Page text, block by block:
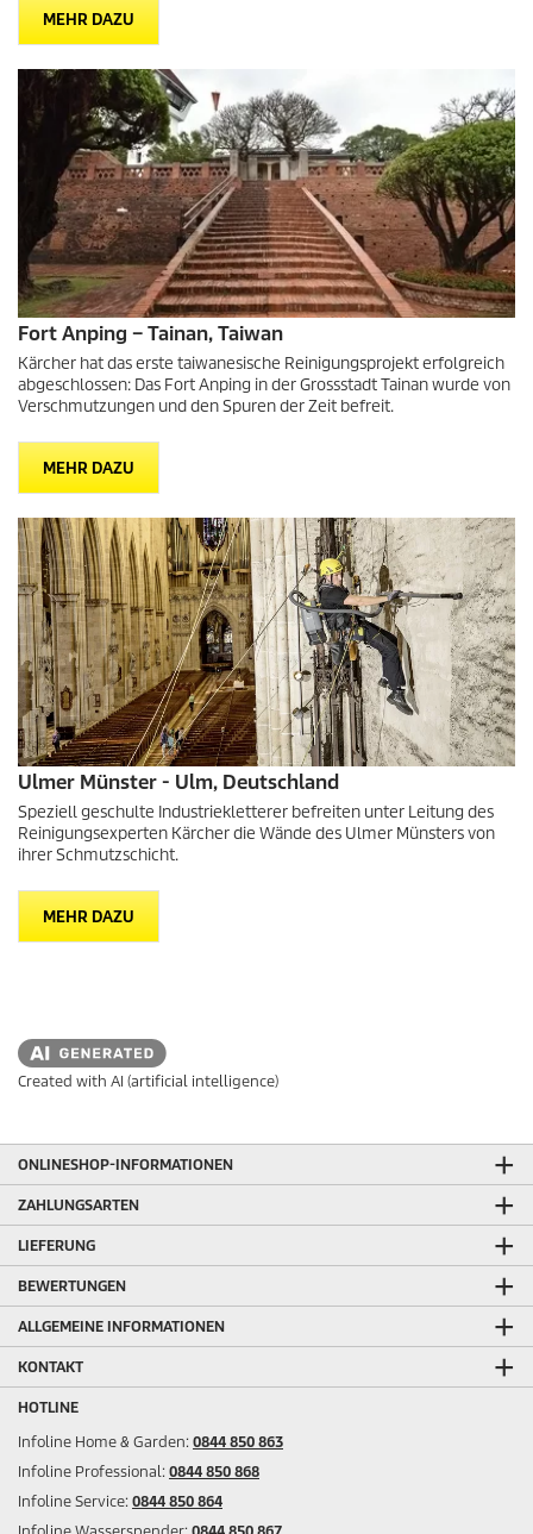
MEHR DAZU
Fort Anping – Tainan, Taiwan
Kärcher hat das erste taiwanesische Reinigungsprojekt erfolgreich
abgeschlossen: Das Fort Anping in der Grossstadt Tainan wurde von
Verschmutzungen und den Spuren der Zeit befreit.
MEHR DAZU
Ulmer Münster - Ulm, Deutschland
Speziell geschulte Industriekletterer befreiten unter Leitung des
Reinigungsexperten Kärcher die Wände des Ulmer Münsters von
ihrer Schmutzschicht.
MEHR DAZU
Created with AI (artificial intelligence)
ONLINESHOP-INFORMATIONEN
ZAHLUNGSARTEN
LIEFERUNG
BEWERTUNGEN
ALLGEMEINE INFORMATIONEN
KONTAKT
HOTLINE
Infoline Home & Garden: 0844 850 863
Infoline Professional: 0844 850 868
Infoline Service: 0844 850 864